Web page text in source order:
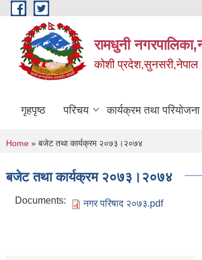
Skip to main content
रामधुनी
कोशी प्रदेश,सुनसरी,नेपाल
गृहपृष्ठ परिचय कार्यक्रम तथा परियोजना
You are here
Home » बजेट तथा कार्यक्रम २०७३।२०७४
बजेट तथा कार्यक्रम २०७३।२०७४
Documents: नगर परिषाद २०७३.pdf